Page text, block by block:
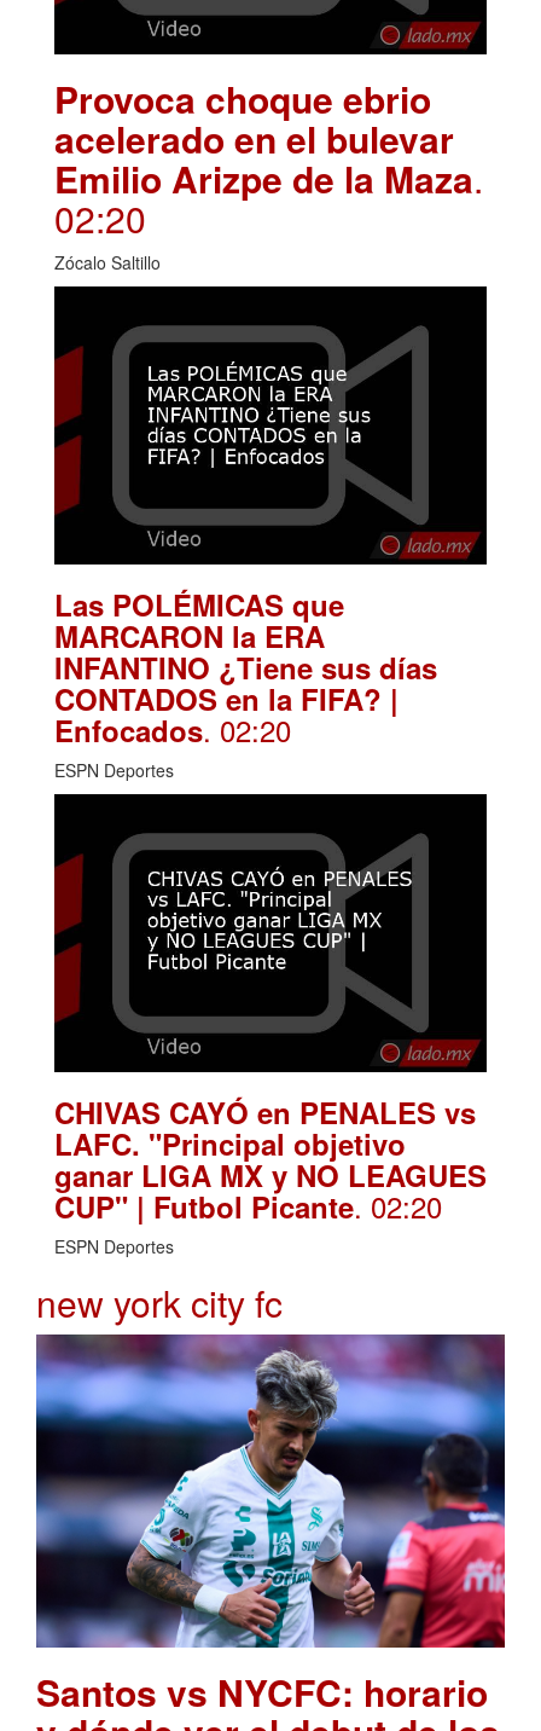
Provoca choque ebrio
acelerado en el bulevar
Emilio Arizpe de la Maza.
02:20
Zócalo Saltillo
Las POLÉMICAS que
MARCARON la ERA
INFANTINO ¿Tiene sus días
CONTADOS en la FIFA? |
Enfocados. 02:20
ESPN Deportes
CHIVAS CAYÓ en PENALES vs
LAFC. "Principal objetivo
ganar LIGA MX y NO LEAGUES
CUP" | Futbol Picante. 02:20
ESPN Deportes
new york city fc
Santos vs NYCFC: horario